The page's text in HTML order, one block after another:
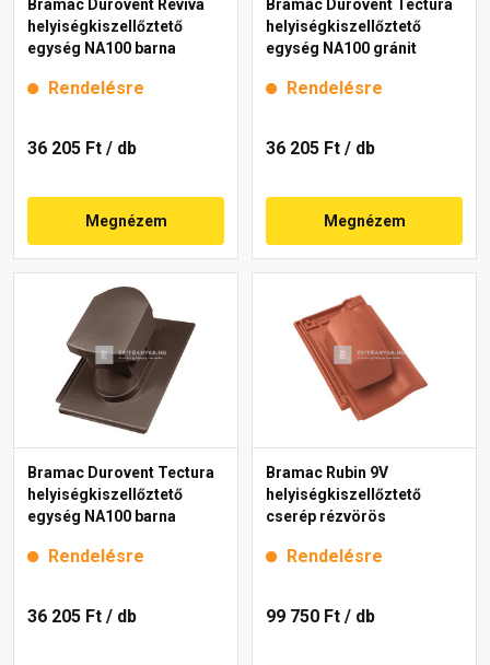
Bramac Durovent Reviva
helyiségkiszellőztető
egység NA100 barna
Rendelésre
36 205 Ft / db
Megnézem
Bramac Durovent Tectura
helyiségkiszellőztető
egység NA100 gránit
Rendelésre
36 205 Ft / db
Megnézem
Bramac Durovent Tectura
helyiségkiszellőztető
egység NA100 barna
Rendelésre
36 205 Ft / db
Bramac Rubin 9V
helyiségkiszellőztető
cserép rézvörös
Rendelésre
99 750 Ft / db